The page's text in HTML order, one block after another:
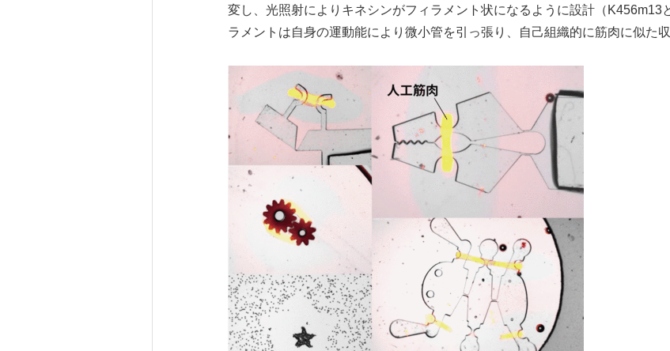
変し、光照射によりキネシンがフィラメント状になるように設計（K456m13
ラメントは自身の運動能により微小管を引っ張り、自己組織的に筋肉に似た